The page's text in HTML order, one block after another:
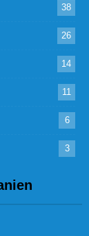
38
26
14
11
6
3